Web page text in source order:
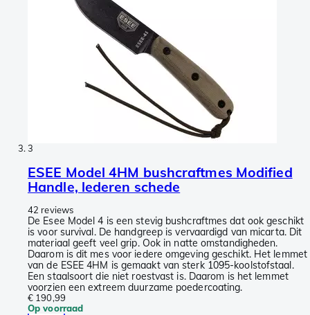
3
ESEE Model 4HM bushcraftmes Modified
Handle, lederen schede
42 reviews
De Esee Model 4 is een stevig bushcraftmes dat ook geschikt
is voor survival. De handgreep is vervaardigd van micarta. Dit
materiaal geeft veel grip. Ook in natte omstandigheden.
Daarom is dit mes voor iedere omgeving geschikt. Het lemmet
van de ESEE 4HM is gemaakt van sterk 1095-koolstofstaal.
Een staalsoort die niet roestvast is. Daarom is het lemmet
voorzien een extreem duurzame poedercoating.
€ 190,99
Op voorraad